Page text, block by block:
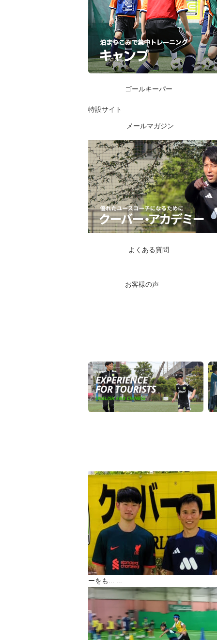
ゴールキーパー
特設サイト
メールマガジン
よくある質問
お客様の声
ーをも...